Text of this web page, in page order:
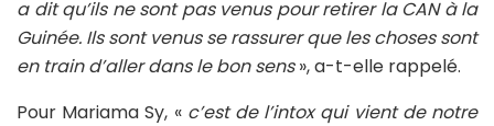
a dit qu’ils ne sont pas venus pour retirer la CAN à la
Guinée. Ils sont venus se rassurer que les choses sont
en train d’aller dans le bon sens», a-t-elle rappelé.
Pour Mariama Sy, « c’est de l’intox qui vient de notre